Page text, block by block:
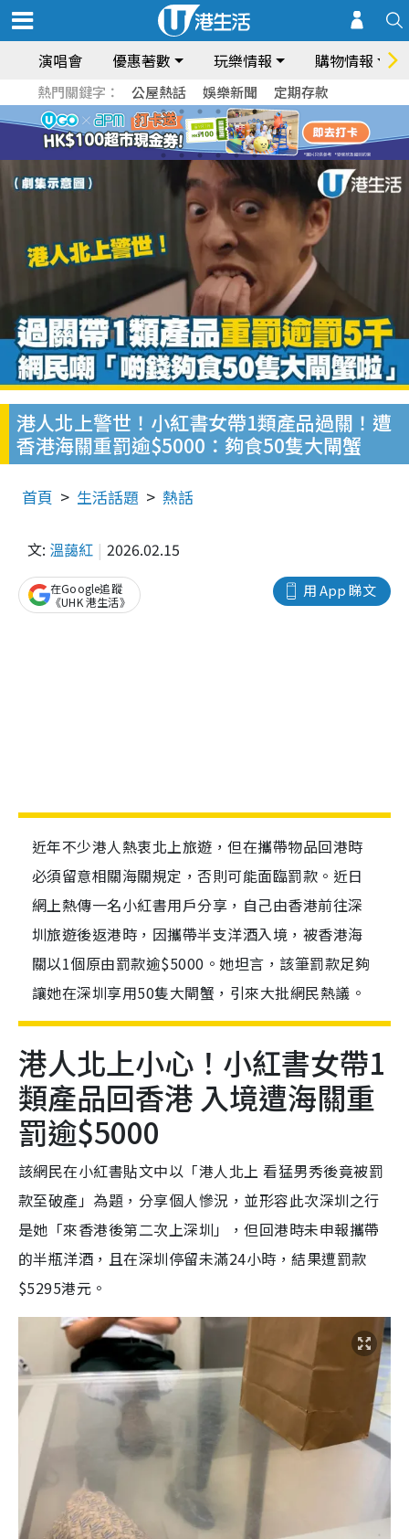
演唱會 優惠著數 玩樂情報 購物情報
熱門關鍵字： 公屋熱話 娛樂新聞 定期存款
港人北上警世！小紅書女帶1類產品過關！遭
香港海關重罰逾$5000：夠食50隻大閘蟹
首頁 生活話題 熱話
文: 溫藹紅 2026.02.15
用 App 睇文
在Google追蹤
《UHK 港生活》
近年不少港人熱衷北上旅遊，但在攜帶物品回港時
必須留意相關海關規定，否則可能面臨罰款。近日
網上熱傳一名小紅書用戶分享，自己由香港前往深
圳旅遊後返港時，因攜帶半支洋酒入境，被香港海
關以1個原由罰款逾$5000。她坦言，該筆罰款足夠
讓她在深圳享用50隻大閘蟹，引來大批網民熱議。
港人北上小心！小紅書女帶1
類產品回香港 入境遭海關重
罰逾$5000
該網民在小紅書貼文中以「港人北上 看猛男秀後竟被罰
款至破產」為題，分享個人慘況，並形容此次深圳之行
是她「來香港後第二次上深圳」，但回港時未申報攜帶
的半瓶洋酒，且在深圳停留未滿24小時，結果遭罰款
$5295港元。